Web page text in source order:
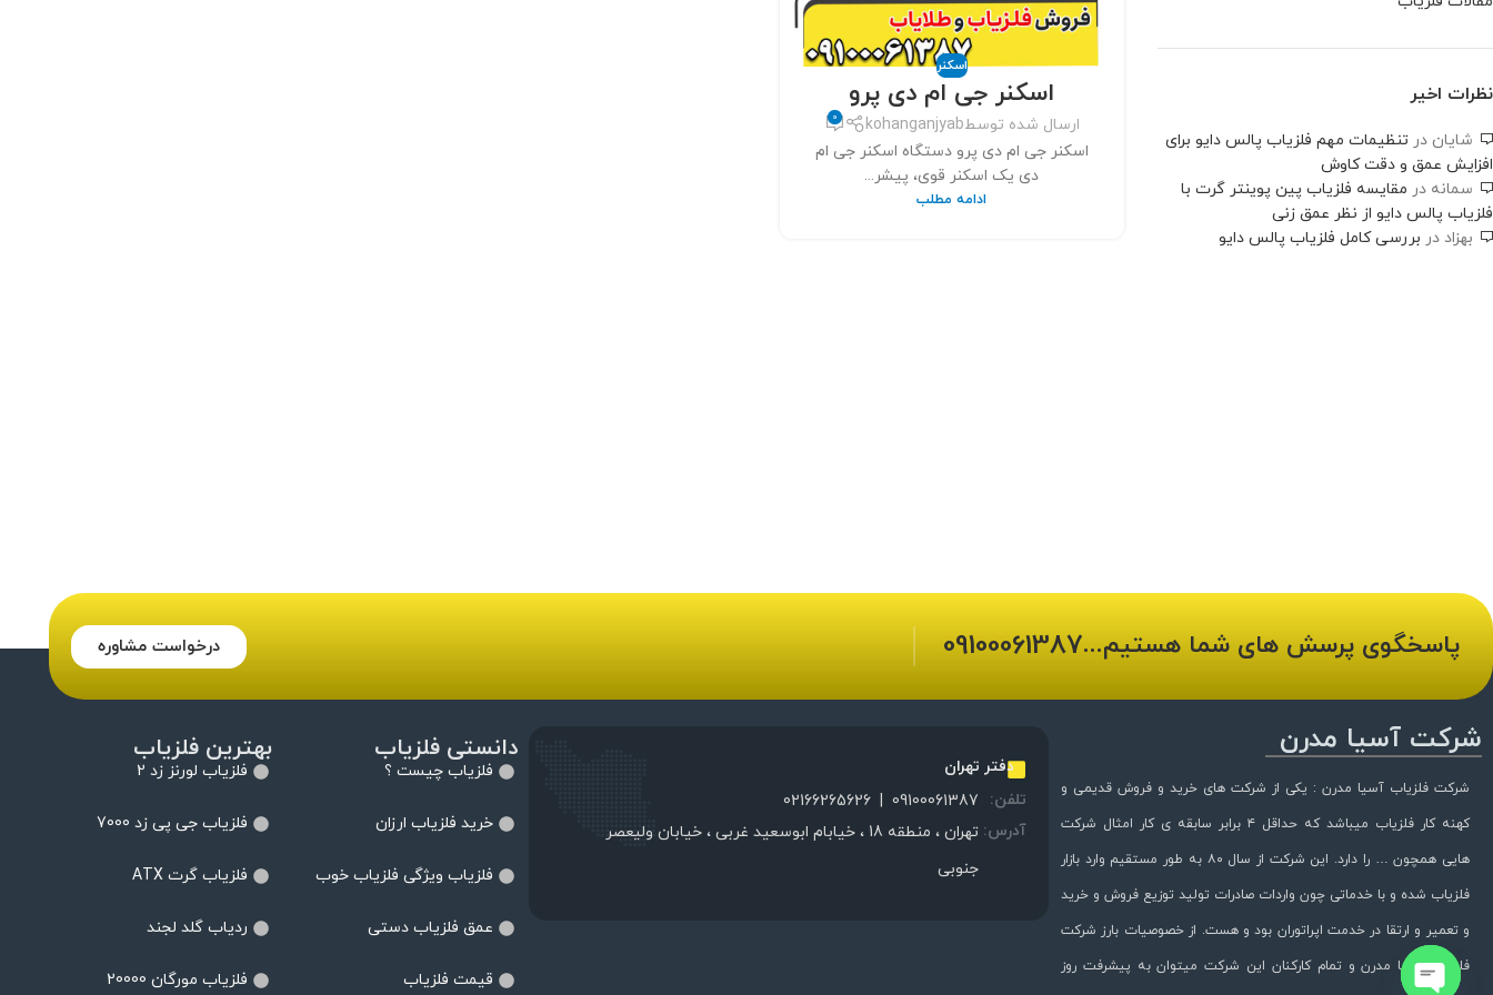
نظرات اخیر
شایان در تنظیمات مهم فلزیاب پالس دایو برای
افزایش عمق و دقت کاوش
سمانه در مقایسه فلزیاب پین پوینتر گرت با
فلزیاب پالس دایو از نظر عمق زنی
بهزاد در بررسی کامل فلزیاب پالس دایو
اسکنر
اسکنر جی ام دی پرو
ارسال شده توسطkohanganjyab
0
اسکنر جی ام دی پرو دستگاه اسکنر جی ام
دی یک اسکنر قوی، پیشر...
ادامه مطلب
درخواست مشاوره پاسخگوی پرسش های شما هستیم...09100061387
شرکت آسیا مدرن
شرکت فلزیاب آسیا مدرن : یکی از شرکت های خرید و فروش قدیمی و
کهنه کار فلزیاب میباشد که حداقل ۴ برابر سابقه ی کار امثال شرکت
هایی همچون … را دارد. این شرکت از سال ۸۰ به طور مستقیم وارد بازار
فلزیاب شده و با خدماتی چون واردات صادرات تولید توزیع فروش و خرید
و تعمیر و ارتقا در خدمت اپراتوران بود و هست. از خصوصیات بارز شرکت
فلزیاب آسیا مدرن و تمام کارکنان این شرکت میتوان به پیشرفت روز
دفتر تهران
تلفن:
09100061387
|
02166265626
آدرس:
تهران ، منطقه 18 ، خیابام ابوسعید غربی ، خیابان ولیعصر
جنوبی
دانستی فلزیاب
فلزیاب چیست ؟
خرید فلزیاب ارزان
فلزیاب ویژگی فلزیاب خوب
عمق فلزیاب دستی
قیمت فلزیاب
بهترین فلزیاب
فلزیاب لورنز زد 2
فلزیاب جی پی زد 7000
فلزیاب گرت ATX
ردیاب گلد لجند
فلزیاب مورگان 20000